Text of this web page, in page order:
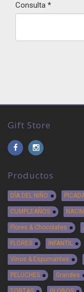
Consulta *
Gift Store
Productos
DÍA DEL NIÑO
CUMPLEAÑOS
Flores & Chocolates
FLORES INFANTIL
Vinos & Espumantes
PELUCHES Grandes